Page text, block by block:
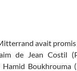
avait
de Jean Costil
Boukhrouma